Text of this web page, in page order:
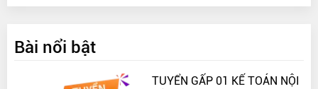
Bài nổi bật
TUYỂN GẤP 01 KẾ TOÁN NỘI